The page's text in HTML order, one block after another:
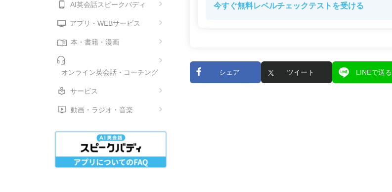
AI英会話スピークバディ
アプリ・WEBサービス
本・書籍・漫画
オンライン英会話・コーチング
サービス
動画・ラジオ・音楽
今すぐ無料レベルチェックテストを受ける
シェア ツイート LINEで送る